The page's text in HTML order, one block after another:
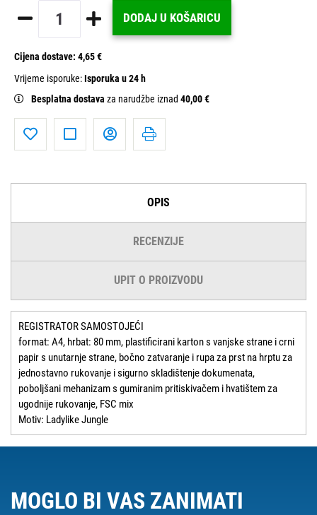
DODAJ U KOŠARICU
Cijena dostave: 4,65 €
Vrijeme isporuke:Isporuka u 24 h
Besplatna dostava za narudžbe iznad 40,00 €
OPIS
RECENZIJE
UPIT O PROIZVODU
REGISTRATOR SAMOSTOJEĆI
format: A4, hrbat: 80 mm, plastificirani karton s vanjske strane i crni
papir s unutarnje strane, bočno zatvaranje i rupa za prst na hrptu za
jednostavno rukovanje i sigurno skladištenje dokumenata,
poboljšani mehanizam s gumiranim pritiskivačem i hvatištem za
ugodnije rukovanje, FSC mix
Motiv: Ladylike Jungle
MOGLO BI VAS ZANIMATI